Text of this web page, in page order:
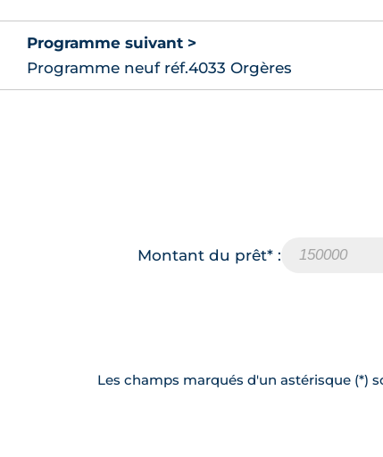
Programme suivant >
Programme neuf réf.4033 Orgères
Montant du prêt* :
Les champs marqués d'un astérisque (*)